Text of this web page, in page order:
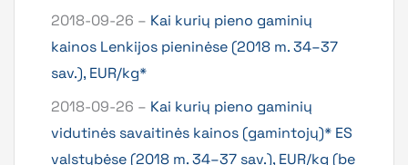
2018-09-26 – Kai kurių pieno gaminių
kainos Lenkijos pieninėse (2018 m. 34–37
sav.), EUR/kg*
2018-09-26 – Kai kurių pieno gaminių
vidutinės savaitinės kainos (gamintojų)* ES
valstybėse (2018 m. 34–37 sav.), EUR/kg (be